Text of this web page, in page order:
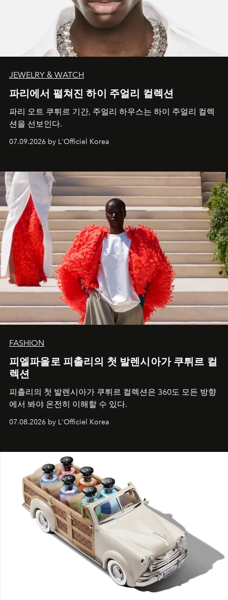
JEWELRY & WATCH
파리에서 펼쳐진 하이 주얼리 컬렉션
파리 오트 쿠튀르 기간, 주얼리 하우스는 하이 주얼리 컬렉
션을 선보인다.
07.09.2026 by L'Officiel Korea
FASHION
피엘파올로 피촐리의 첫 발렌시아가 쿠튀르 컬
렉션
피촐리의 첫 발렌시아가 쿠튀르 컬렉션은 360도 모든 방향
에서 봐야 온전히 이해할 수 있다.
07.08.2026 by L'Officiel Korea